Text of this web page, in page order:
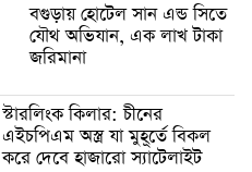
বগুড়ায় হোটেল সান এন্ড সিতে
যৌথ অভিযান, এক লাখ টাকা
জরিমানা
স্টারলিংক কিলার: চীনের
এইচপিএম অস্ত্র যা মুহূর্তে বিকল
করে দেবে হাজারো স্যাটেলাইট